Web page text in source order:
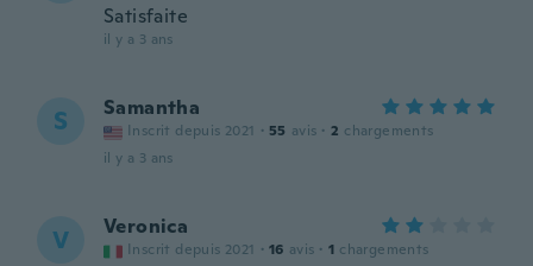
Satisfaite
il y a 3 ans
S Samantha
Inscrit depuis 2021 · 55 avis · 2 chargements
il y a 3 ans
V Veronica
Inscrit depuis 2021 · 16 avis · 1 chargements